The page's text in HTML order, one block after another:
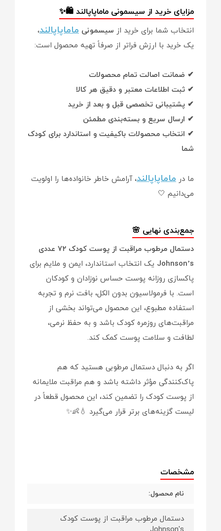
مزایای خرید از سیسمونی ماماپاپالند 🛍✨
انتخاب شما برای خرید از سیسمونی ماماپاپالند،
یک خرید با ارزش فراتر از صرفاً تهیه محصول است:
✔ ضمانت اصالت تمام محصولات
✔ ثبت اطلاعات معتبر و دقیق هر کالا
✔ پشتیبانی تخصصی قبل و بعد از خرید
✔ ارسال سریع و بسته‌بندی مطمئن
✔ انتخاب محصولات باکیفیت و استاندارد برای کودک
شما
ما در ماماپاپالند، آرامش خاطر خانواده‌ها را اولویت
می‌دانیم 🤍
جمع‌بندی نهایی 🌸
دستمال مرطوب مراقبت از پوست کودک ۷۲ عددی
Johnson’s یک انتخاب استاندارد، ایمن و ملایم برای
پاکسازی روزانه پوست حساس نوزادان و کودکان
است. با فرمولاسیون بدون الکل، بافت نرم و تجربه
استفاده مطبوع، این محصول می‌تواند بخشی از
مراقبت‌های روزمره کودک باشد و به حفظ نرمی،
لطافت و سلامت پوست کمک کند.
اگر به دنبال دستمال مرطوبی هستید که هم
پاک‌کنندگی مؤثر داشته باشد و هم مراقبت ملایمانه
از پوست کودک را تضمین کند، این محصول قطعاً در
لیست گزینه‌های برتر قرار می‌گیرد 💧👶✨
مشخصات
نام محصول:
دستمال مرطوب مراقبت از پوست کودک